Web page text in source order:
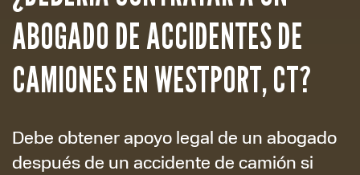
ABOGADO DE ACCIDENTES DE
CAMIONES EN WESTPORT, CT?
Debe obtener apoyo legal de un abogado
después de un accidente de camión si